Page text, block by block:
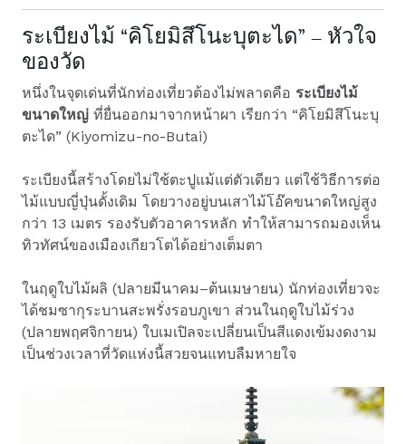
ระเบียงไม้ “คิโยมิสึโนะบุตะได” – หัวใจ
ของวัด
หนึ่งในจุดเด่นที่นักท่องเที่ยวต้องไม่พลาดคือ ระเบียงไม้
ขนาดใหญ่ ที่ยื่นออกมาจากหน้าผา เรียกว่า “คิโยมิสึโนะบุ
ตะได” (Kiyomizu-no-Butai)
ระเบียงนี้สร้างโดยไม่ใช้ตะปูแม้แต่ตัวเดียว แต่ใช้วิธีการต่อ
ไม้แบบญี่ปุ่นดั้งเดิม โดยวางอยู่บนเสาไม้โอ๊คขนาดใหญ่สูง
กว่า 13 เมตร รองรับตัวอาคารหลัก ทำให้สามารถมองเห็น
ทิวทัศน์ของเมืองเกียวโตได้อย่างเต็มตา
ในฤดูใบไม้ผลิ (ปลายมีนาคม–ต้นเมษายน) นักท่องเที่ยวจะ
ได้ชมซากุระบานสะพรั่งรอบภูเขา ส่วนในฤดูใบไม้ร่วง
(ปลายพฤศจิกายน) ใบเมเปิลจะเปลี่ยนเป็นสีแดงเข้มงดงาม
เป็นช่วงเวลาที่วัดแห่งนี้สวยจนแทบลืมหายใจ